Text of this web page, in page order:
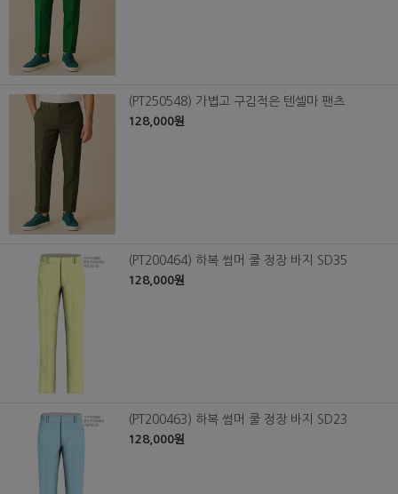
(PT250548) 가볍고 구김적은 텐셀마 팬츠
128,000원
(PT200464) 하복 썸머 쿨 정장 바지 SD35
128,000원
(PT200463) 하복 썸머 쿨 정장 바지 SD23
128,000원